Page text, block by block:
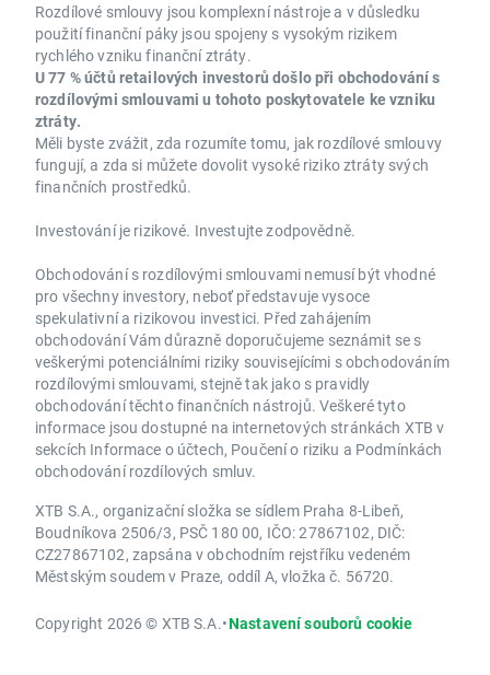
Rozdílové smlouvy jsou komplexní nástroje a v důsledku
použití finanční páky jsou spojeny s vysokým rizikem
rychlého vzniku finanční ztráty.
U 77 % účtů retailových investorů došlo při obchodování s
rozdílovými smlouvami u tohoto poskytovatele ke vzniku
ztráty.
Měli byste zvážit, zda rozumíte tomu, jak rozdílové smlouvy
fungují, a zda si můžete dovolit vysoké riziko ztráty svých
finančních prostředků.
Investování je rizikové. Investujte zodpovědně.
Obchodování s rozdílovými smlouvami nemusí být vhodné
pro všechny investory, neboť představuje vysoce
spekulativní a rizikovou investici. Před zahájením
obchodování Vám důrazně doporučujeme seznámit se s
veškerými potenciálními riziky souvisejícími s obchodováním
rozdílovými smlouvami, stejně tak jako s pravidly
obchodování těchto finančních nástrojů. Veškeré tyto
informace jsou dostupné na internetových stránkách XTB v
sekcích Informace o účtech, Poučení o riziku a Podmínkách
obchodování rozdílových smluv.
XTB S.A., organizační složka se sídlem Praha 8-Libeň,
Boudníkova 2506/3, PSČ 180 00, IČO: 27867102, DIČ:
CZ27867102, zapsána v obchodním rejstříku vedeném
Městským soudem v Praze, oddíl A, vložka č. 56720.
Copyright 2026 © XTB S.A.•Nastavení souborů cookie